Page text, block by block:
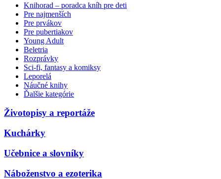
Knihorad – poradca kníh pre deti
Pre najmenších
Pre prvákov
Pre pubertiakov
Young Adult
Beletria
Rozprávky
Sci-fi, fantasy a komiksy
Leporelá
Náučné knihy
Ďalšie kategórie
Životopisy a reportáže
Kuchárky
Učebnice a slovníky
Náboženstvo a ezoterika